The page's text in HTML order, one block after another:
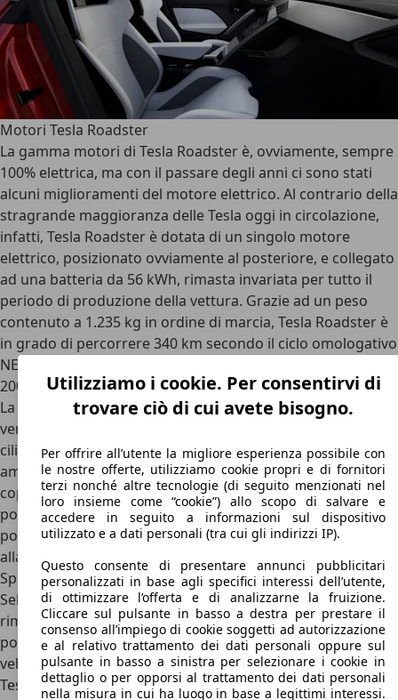
Motori Tesla Roadster
La gamma motori di Tesla Roadster è, ovviamente, sempre
100% elettrica, ma con il passare degli anni ci sono stati
alcuni miglioramenti del motore elettrico. Al contrario della
stragrande maggioranza delle Tesla oggi in circolazione,
infatti, Tesla Roadster è dotata di un singolo motore
elettrico, posizionato ovviamente al posteriore, e collegato
ad una batteria da 56 kWh, rimasta invariata per tutto il
periodo di produzione della vettura. Grazie ad un peso
contenuto a 1.235 kg in ordine di marcia, Tesla Roadster è
in grado di percorrere 340 km secondo il ciclo omologativo
NEDC, che si traduce in un’autonomia reale compresa tra i
200 e i 250 km a seconda del piede.
La gamma motori di Tesla Roadster ha poi visto due
versioni, la 2.0 e la 2.5. Queste sigle non indicano la
cilindrata, ovviamente, ma bensì la “versione” della sportiva
americana. La 2.0 eroga infatti circa 250 CV e 270 Nm di
coppia, ed è stata prodotta tra il 2008 e il 2010. Nel 2010
poi Tesla ha introdotto la Roadster 2.5, che porta la
potenza del motore elettrico a 292 CV e 380 Nm. Insieme
alla 2.5, però, Tesla ha introdotto anche la Roadster 2.5
Sport, un’antesignana delle attuali Tesla Performance.
Sebbene il motore fosse infatti lo stesso e la potenza
rimanesse di 292 CV, la coppia passava da 380 a 400 Nm,
portando lo 0-100 km/h da 4,1 a soli 3,9 secondi, per una
velocità massima di 212 km/h. Sebbene poi nei piani di
Tesla ci fosse l’idea di offrire un cambio sequenziale a due
Utilizziamo i cookie. Per consentirvi di
trovare ciò di cui avete bisogno.
Per offrire all’utente la migliore esperienza possibile con
le nostre offerte, utilizziamo cookie propri e di fornitori
terzi nonché altre tecnologie (di seguito menzionati nel
loro insieme come “cookie”) allo scopo di salvare e
accedere in seguito a informazioni sul dispositivo
utilizzato e a dati personali (tra cui gli indirizzi IP).
Questo consente di presentare annunci pubblicitari
personalizzati in base agli specifici interessi dell’utente,
di ottimizzare l’offerta e di analizzarne la fruizione.
Cliccare sul pulsante in basso a destra per prestare il
consenso all’impiego di cookie soggetti ad autorizzazione
e al relativo trattamento dei dati personali oppure sul
pulsante in basso a sinistra per selezionare i cookie in
dettaglio o per opporsi al trattamento dei dati personali
nella misura in cui ha luogo in base a legittimi interessi.